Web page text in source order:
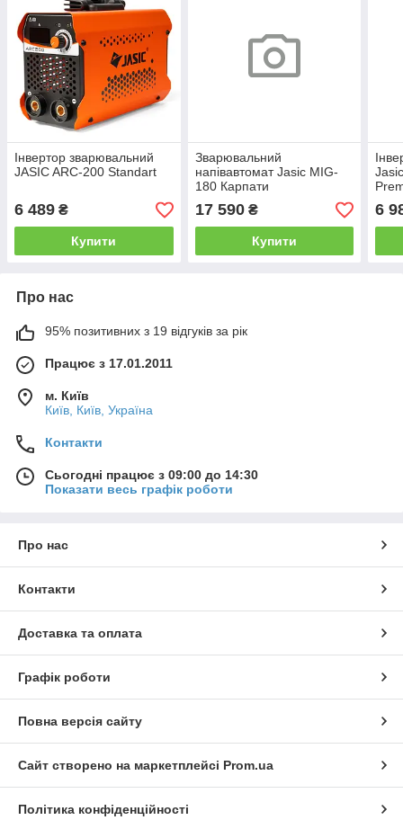
Інвертор зварювальний
JASIC ARC-200 Standart
6 489 ₴
Купити
Зварювальний
напівавтомат Jasic MIG-
180 Карпати
17 590₴
Купити
6
Про нас
95% позитивних з 19 відгуків за рік
Працює з 17.01.2011
м. Київ
Київ, Київ, Україна
Контакти
Сьогодні працює з 09:00 до 14:30
Показати весь графік роботи
Про нас
Контакти
Доставка та оплата
Графік роботи
Повна версія сайту
Сайт створено на маркетплейсі Prom.ua
Політика конфіденційності